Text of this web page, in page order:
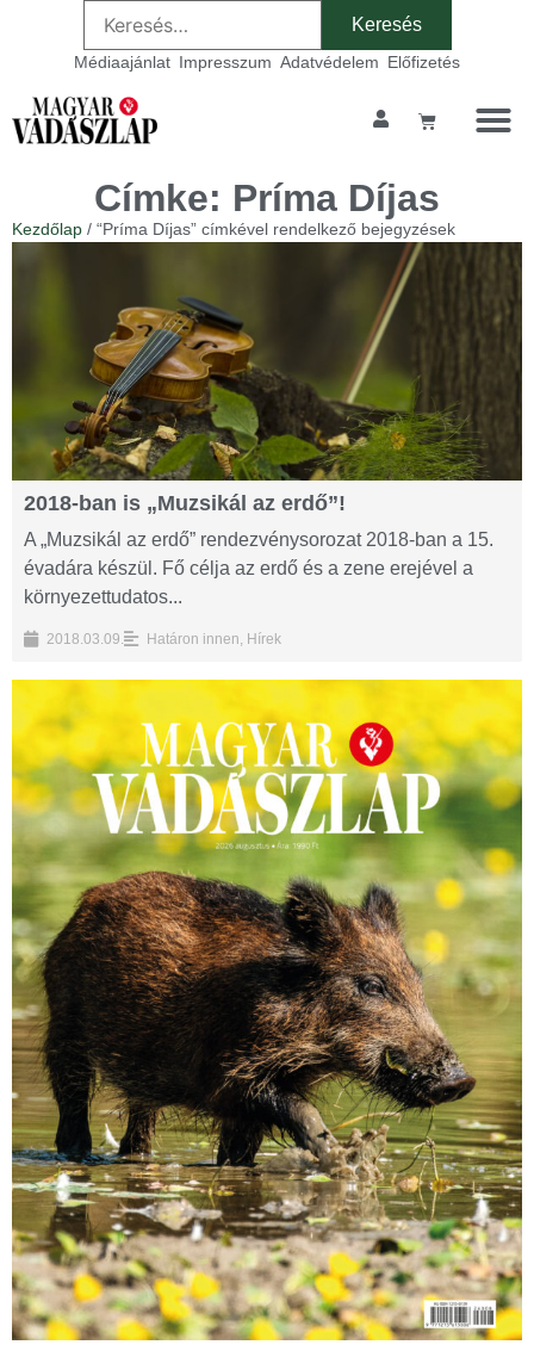
Médiaajánlat Impresszum Adatvédelem Előfizetés
Címke: Príma Díjas
Kezdőlap / “Príma Díjas” címkével rendelkező bejegyzések
2018-ban is „Muzsikál az erdő”!
A „Muzsikál az erdő” rendezvénysorozat 2018-ban a 15.
évadára készül. Fő célja az erdő és a zene erejével a
környezettudatos...
2018.03.09. Határon innen, Hírek